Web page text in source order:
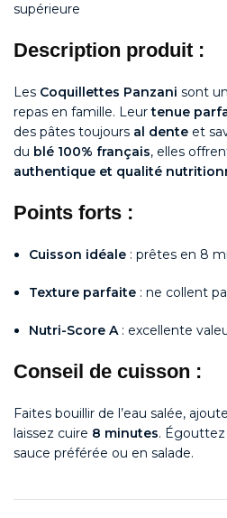
supérieure
Description produit :
Les Coquillettes Panzani sont
repas en famille. Leurtenue
des pâtes toujours al dente et
du blé 100% français, elles
authentique et qualité
Points forts :
Cuisson idéale : prêtes en 8
Texture parfaite : ne collent
Nutri-Score A: excellente
Conseil de cuisson :
Faites bouillir de l’eau salée,
laissez cuire 8 minutes.
sauce préférée ou en salade.